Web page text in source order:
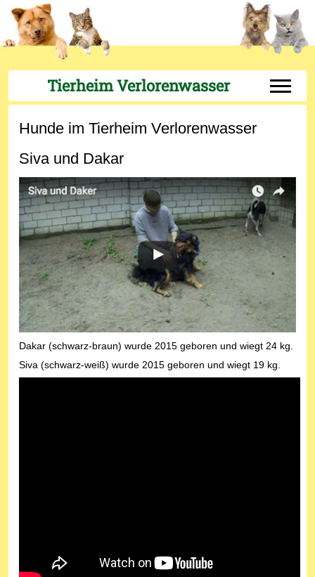
Tierheim Verlorenwasser Off-
Hunde im Tierheim Verlorenwasser
Siva und Dakar
Dakar (schwarz-braun) wurde 2015 geboren und wiegt 24 kg.
Siva (schwarz-weiß) wurde 2015 geboren und wiegt 19 kg.